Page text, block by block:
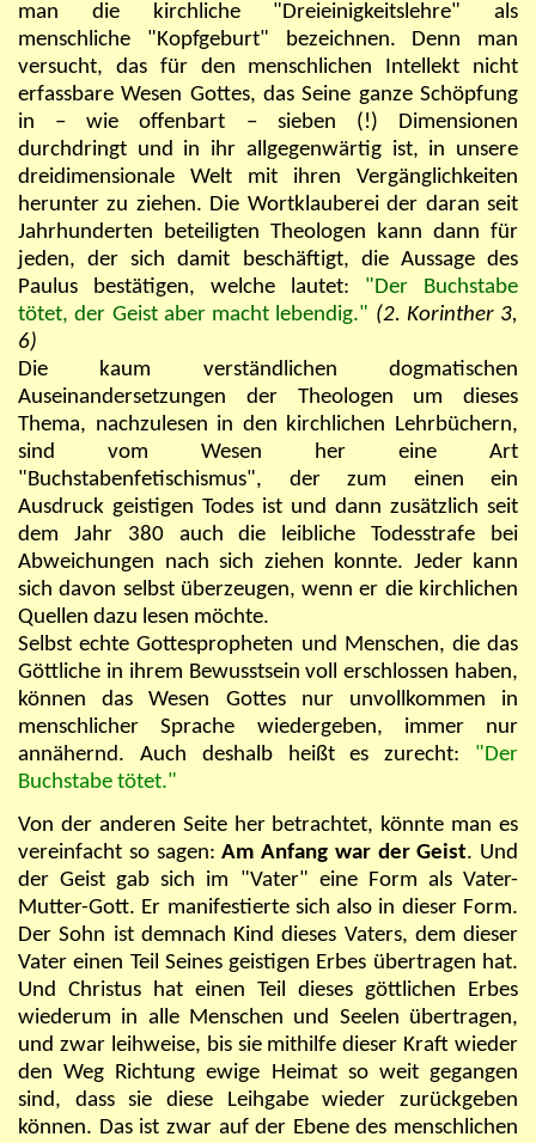
man die kirchliche "Dreieinigkeitslehre" als
menschliche "Kopfgeburt" bezeichnen. Denn man
versucht, das für den menschlichen Intellekt nicht
erfassbare Wesen Gottes, das Seine ganze Schöpfung
in – wie offenbart – sieben (!) Dimensionen
durchdringt und in ihr allgegenwärtig ist, in unsere
dreidimensionale Welt mit ihren Vergänglichkeiten
herunter zu ziehen. Die Wortklauberei der daran seit
Jahrhunderten beteiligten Theologen kann dann für
jeden, der sich damit beschäftigt, die Aussage des
Paulus bestätigen, welche lautet: "Der Buchstabe
tötet, der Geist aber macht lebendig." (2. Korinther 3,
6)
Die kaum verständlichen dogmatischen
Auseinandersetzungen der Theologen um dieses
Thema, nachzulesen in den kirchlichen Lehrbüchern,
sind vom Wesen her eine Art
"Buchstabenfetischismus", der zum einen ein
Ausdruck geistigen Todes ist und dann zusätzlich seit
dem Jahr 380 auch die leibliche Todesstrafe bei
Abweichungen nach sich ziehen konnte. Jeder kann
sich davon selbst überzeugen, wenn er die kirchlichen
Quellen dazu lesen möchte.
Selbst echte Gottespropheten und Menschen, die das
Göttliche in ihrem Bewusstsein voll erschlossen haben,
können das Wesen Gottes nur unvollkommen in
menschlicher Sprache wiedergeben, immer nur
annähernd. Auch deshalb heißt es zurecht: "Der
Buchstabe tötet."
Von der anderen Seite her betrachtet, könnte man es
vereinfacht so sagen:Am Anfang war der Geist. Und
der Geist gab sich im "Vater" eine Form als Vater-
Mutter-Gott. Er manifestierte sich also in dieser Form.
Der Sohn ist demnach Kind dieses Vaters, dem dieser
Vater einen Teil Seines geistigen Erbes übertragen hat.
Und Christus hat einen Teil dieses göttlichen Erbes
wiederum in alle Menschen und Seelen übertragen,
und zwar leihweise, bis sie mithilfe dieser Kraft wieder
den Weg Richtung ewige Heimat so weit gegangen
sind, dass sie diese Leihgabe wieder zurückgeben
können. Das ist zwar auf der Ebene des menschlichen